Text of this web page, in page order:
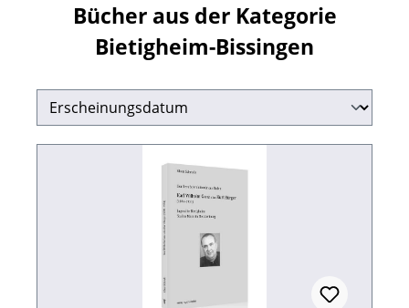
Bücher aus der Kategorie
Bietigheim-Bissingen